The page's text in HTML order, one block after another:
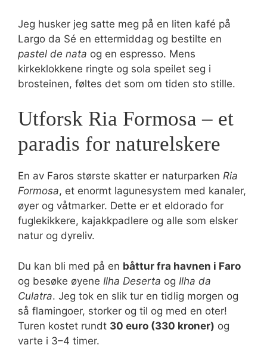
Jeg husker jeg satte meg på en liten kafé på
Largo da Sé en ettermiddag og bestilte en
pastel de nata og en espresso. Mens
kirkeklokkene ringte og sola speilet seg i
brosteinen, føltes det som om tiden sto stille.
Utforsk Ria Formosa – et
paradis for naturelskere
En av Faros største skatter er naturparken Ria
Formosa, et enormt lagunesystem med kanaler,
øyer og våtmarker. Dette er et eldorado for
fuglekikkere, kajakkpadlere og alle som elsker
natur og dyreliv.
Du kan bli med på en båttur fra havnen i Faro
og besøke øyene Ilha Deserta og Ilha da
Culatra. Jeg tok en slik tur en tidlig morgen og
så flamingoer, storker og til og med en oter!
Turen kostet rundt 30 euro (330 kroner) og
varte i 3–4 timer.